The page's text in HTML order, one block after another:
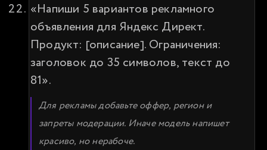
«Напиши 5 вариантов рекламного
объявления для Яндекс Директ.
Продукт: [описание]. Ограничения:
заголовок до 35 символов, текст до
81».
Для рекламы добавьте оффер, регион и
запреты модерации. Иначе модель напишет
красиво, но нерабоче.